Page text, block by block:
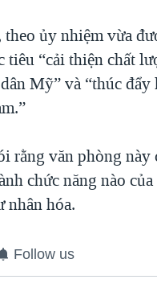
ủy nhiệm vừa
tiêu “cải thiện chất
Mỹ” và “thúc đẩy
rằng văn phòng này
chức năng nào
nhân hóa.
Follow us